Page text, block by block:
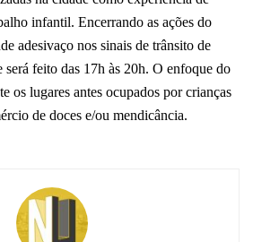
infantil. Encerrando as ações do
adesivaço nos sinais de trânsito de
será feito das 17h às 20h. O enfoque do
os lugares antes ocupados por crianças
de doces e/ou mendicância.